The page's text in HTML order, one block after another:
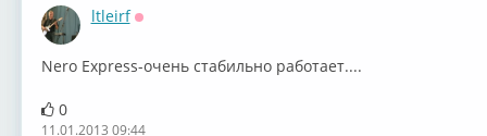
ltleirf
Nero Express-очень стабильно работает....
0
11.01.2013 09:44